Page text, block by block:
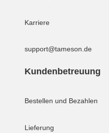
Karriere
support@tameson.de
Kundenbetreuung
Bestellen und Bezahlen
Lieferung